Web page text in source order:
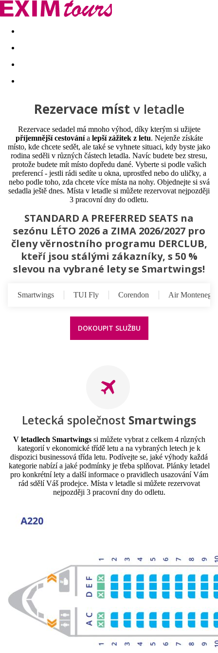
Akční nabídky Last minute
Rezervace míst v letadle
Rezervace sedadel má mnoho výhod, díky kterým si užijete
příjemnější cestovánía lepší zážitek z letu. Nejenže získáte
místo, kde chcete sedět, ale také se vyhnete situaci, kdy byste jako
rodina seděli v různých částech letadla. Navíc budete bez stresu,
protože budete mít místo dopředu dané. Vyberte si podle vašich
preferencí - jestli rádi sedíte u okna, uprostřed nebo do uličky, a
nebo podle toho, zda chcete více místa na nohy. Objednejte si svá
sedadla ještě dnes. Místa v letadle si můžete rezervovat nejpozději
3 pracovní dny do odletu.
STANDARD A PREFERRED SEATS na
sezónu LÉTO 2026 a ZIMA 2026/2027 pro
členy věrnostního programu DERCLUB,
kteří jsou stálými zákazníky, s 50 %
slevou na vybrané lety se Smartwings!
Smartwings TUI Fly Corendon Air Montenegro
DOKOUPIT SLUŽBU
Letecká společnost Smartwings
V letadlech Smartwingssi můžete vybrat z celkem 4 různých
kategorií v ekonomické třídě letu a na vybraných letech je k
dispozici businessová třída letu. Podívejte se, jaké výhody každá
kategorie nabízí a jaké podmínky je třeba splňovat. Plánky letadel
pro konkrétní lety a další informace o pravidlech usazování Vám
rád sdělí Váš prodejce. Místa v letadle si můžete rezervovat
nejpozději 3 pracovní dny do odletu.